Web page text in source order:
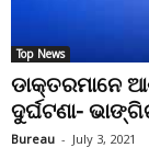
Top News
ଡାକ୍ତରମାନେ
ଦୁର୍ଘଟଣା-
Bureau - July 3, 2021